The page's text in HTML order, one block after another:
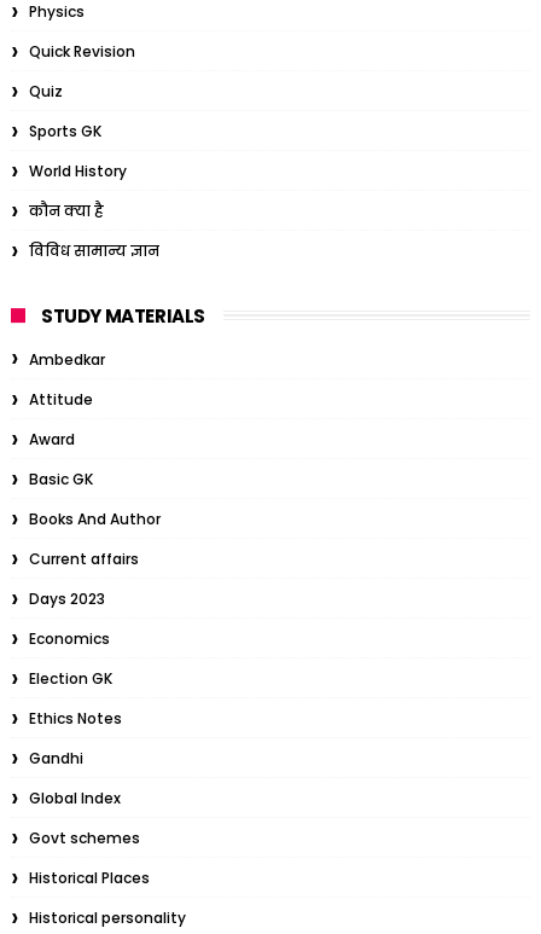
Physics
Quick Revision
Quiz
Sports GK
World History
कौन क्या है
विविध सामान्य ज्ञान
STUDY MATERIALS
Ambedkar
Attitude
Award
Basic GK
Books And Author
Current affairs
Days 2023
Economics
Election GK
Ethics Notes
Gandhi
Global Index
Govt schemes
Historical Places
Historical personality